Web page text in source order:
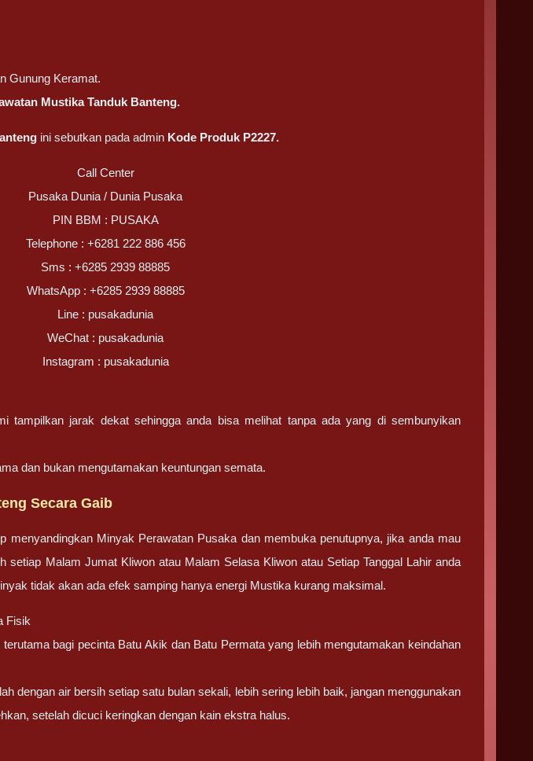
Gunung Keramat.
Mustika Tanduk Banteng.
ini sebutkan pada admin Kode Produk P2227.
Call Center
Pusaka Dunia / Dunia Pusaka
PIN BBM : PUSAKA
Telephone : +6281 222 886 456
Sms : +6285 2939 88885
WhatsApp : +6285 2939 88885
Line : pusakadunia
WeChat : pusakadunia
Instagram : pusakadunia
tampilkan jarak dekat sehingga anda bisa melihat tanpa ada yang di sembunyikan
dan bukan mengutamakan keuntungan semata.
Secara Gaib
menyandingkan Minyak Perawatan Pusaka dan membuka penutupnya, jika anda mau
setiap Malam Jumat Kliwon atau Malam Selasa Kliwon atau Setiap Tanggal Lahir anda
tidak akan ada efek samping hanya energi Mustika kurang maksimal.
Fisik
bagi pecinta Batu Akik dan Batu Permata yang lebih mengutamakan keindahan
dengan air bersih setiap satu bulan sekali, lebih sering lebih baik, jangan menggunakan
setelah dicuci keringkan dengan kain ekstra halus.